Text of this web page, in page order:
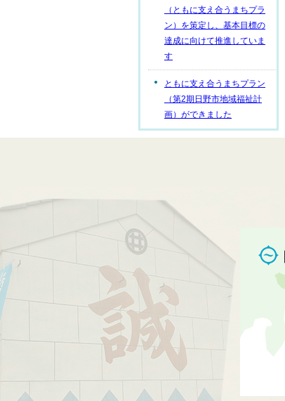
（ともに支え合うまちプラ
ン）を策定し、基本目標の
達成に向けて推進していま
す
ともに支え合うまちプラン
（第2期日野市地域福祉計
画）ができました